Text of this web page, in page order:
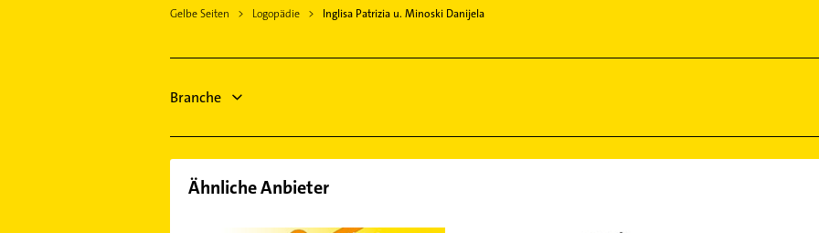
Sulzbach /Saar
Sankt Ingbert
Saarlouis
Gelbe Seiten Logopädie Inglisa Patrizia u. Minoski Danijela
Branche
Ähnliche Anbieter